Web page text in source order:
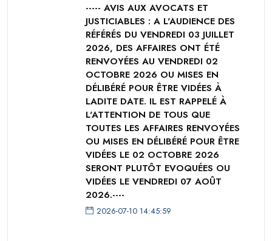
----- AVIS AUX AVOCATS ET
JUSTICIABLES : A L'AUDIENCE DES
RÉFÉRÉS DU VENDREDI 03 JUILLET
2026, DES AFFAIRES ONT ÉTÉ
RENVOYÉES AU VENDREDI 02
OCTOBRE 2026 OU MISES EN
DÉLIBÉRÉ POUR ÊTRE VIDÉES À
LADITE DATE. IL EST RAPPELÉ À
L'ATTENTION DE TOUS QUE
TOUTES LES AFFAIRES RENVOYÉES
OU MISES EN DÉLIBÉRÉ POUR ÊTRE
VIDÉES LE 02 OCTOBRE 2026
SERONT PLUTÔT EVOQUÉES OU
VIDÉES LE VENDREDI 07 AOÛT
2026.----
2026-07-10 14:45:59